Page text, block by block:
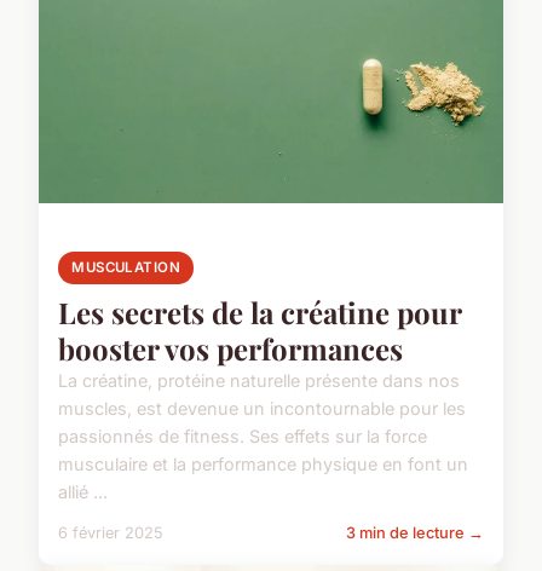
MUSCULATION
Les secrets de la créatine pour
booster vos performances
La créatine, protéine naturelle présente dans nos
muscles, est devenue un incontournable pour les
passionnés de fitness. Ses effets sur la force
musculaire et la performance physique en font un
allié ...
6 février 2025 3 min de lecture →